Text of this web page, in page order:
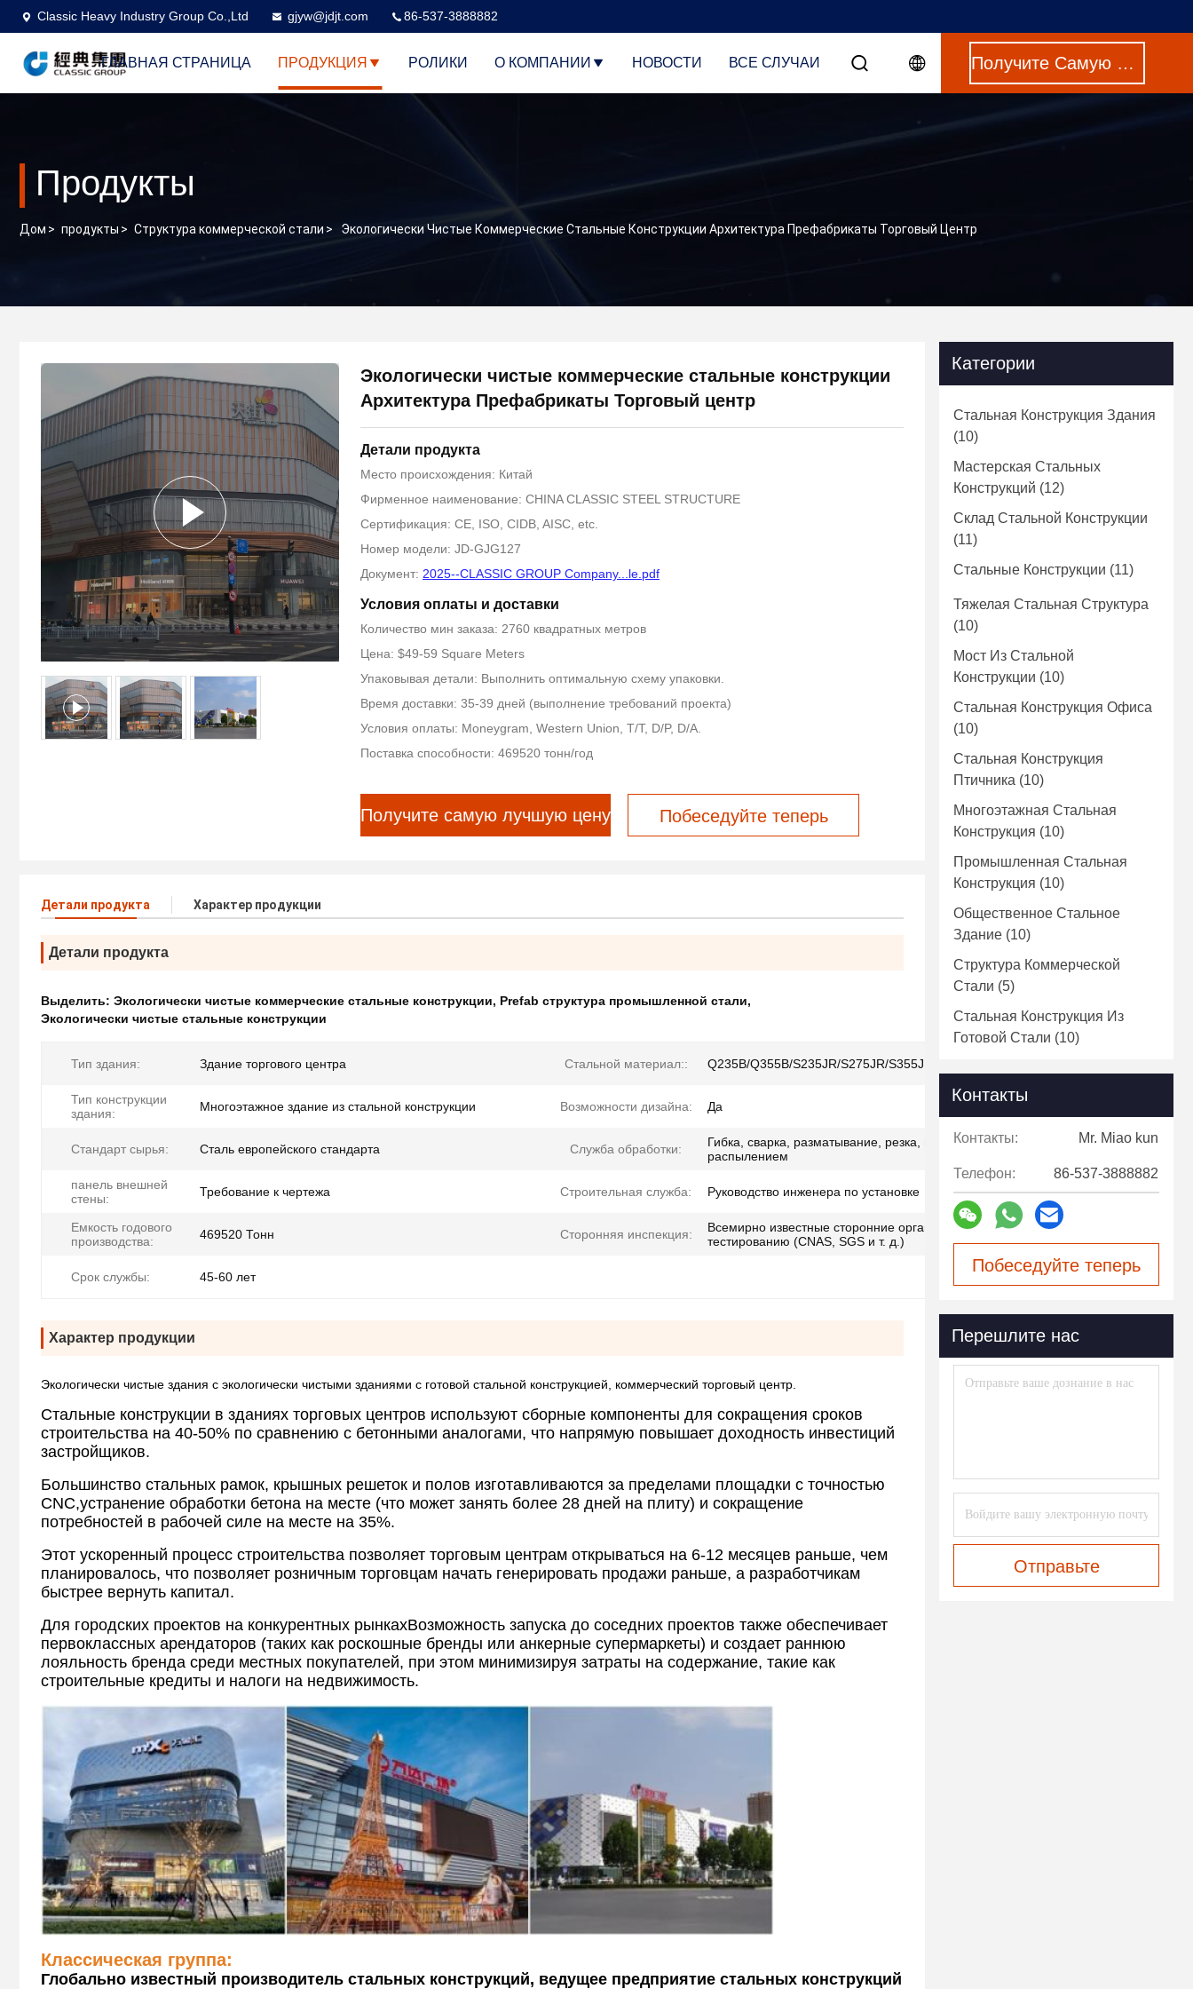
Classic Heavy Industry Group Co.,Ltd gjyw@jdjt.com 86-537-3888882
ГЛАВНАЯ СТРАНИЦА ПРОДУКЦИЯ РОЛИКИ О КОМПАНИИ НОВОСТИ ВСЕ СЛУЧАИ Получите Самую Лучшую Цену
Продукты
Дом > продукты > Структура коммерческой стали > Экологически Чистые Коммерческие Стальные Конструкции Архитектура Префабрикаты Торговый Центр
Экологически чистые коммерческие стальные конструкции
Архитектура Префабрикаты Торговый центр
Детали продукта
Место происхождения: Китай
Фирменное наименование: CHINA CLASSIC STEEL STRUCTURE
Сертификация: CE, ISO, CIDB, AISC, etc.
Номер модели: JD-GJG127
Документ: 2025--CLASSIC GROUP Company...le.pdf
Условия оплаты и доставки
Количество мин заказа: 2760 квадратных метров
Цена: $49-59 Square Meters
Упаковывая детали: Выполнить оптимальную схему упаковки.
Время доставки: 35-39 дней (выполнение требований проекта)
Условия оплаты: Moneygram, Western Union, T/T, D/P, D/A.
Поставка способности: 469520 тонн/год
Получите самую лучшую цену Побеседуйте теперь
Детали продукта Характер продукции
Детали продукта
Выделить: Экологически чистые коммерческие стальные конструкции, Prefab структура промышленной стали,
Экологически чистые стальные конструкции
Тип здания: Здание торгового центра Стальной материал:: Q235B/Q355B/S235JR/S275JR/S355JR
Тип конструкции
здания:
Многоэтажное здание из стальной конструкции Возможности дизайна: Да
Стандарт сырья: Сталь европейского стандарта Служба обработки:
Гибка, сварка, разматывание, резка, штамповка, окраска
распылением
панель внешней
стены:
Требование к чертежа Строительная служба: Руководство инженера по установке
Емкость годового
производства:
469520 Тонн Сторонняя инспекция:
Всемирно известные сторонние организации по
тестированию (CNAS, SGS и т. д.)
Срок службы: 45-60 лет
Характер продукции
Экологически чистые здания с экологически чистыми зданиями с готовой стальной конструкцией, коммерческий торговый центр.
Стальные конструкции в зданиях торговых центров используют сборные компоненты для сокращения сроков
строительства на 40-50% по сравнению с бетонными аналогами, что напрямую повышает доходность инвестиций
застройщиков.
Большинство стальных рамок, крышных решеток и полов изготавливаются за пределами площадки с точностью
CNC,устранение обработки бетона на месте (что может занять более 28 дней на плиту) и сокращение
потребностей в рабочей силе на месте на 35%.
Этот ускоренный процесс строительства позволяет торговым центрам открываться на 6-12 месяцев раньше, чем
планировалось, что позволяет розничным торговцам начать генерировать продажи раньше, а разработчикам
быстрее вернуть капитал.
Для городских проектов на конкурентных рынкахВозможность запуска до соседних проектов также обеспечивает
первоклассных арендаторов (таких как роскошные бренды или анкерные супермаркеты) и создает раннюю
лояльность бренда среди местных покупателей, при этом минимизируя затраты на содержание, такие как
строительные кредиты и налоги на недвижимость.
Классическая группа:
Глобально известный производитель стальных конструкций, ведущее предприятие стальных конструкций
Категории
Стальная Конструкция Здания
(10)
Мастерская Стальных
Конструкций (12)
Склад Стальной Конструкции
(11)
Стальные Конструкции (11)
Тяжелая Стальная Структура
(10)
Мост Из Стальной
Конструкции (10)
Стальная Конструкция Офиса
(10)
Стальная Конструкция
Птичника (10)
Многоэтажная Стальная
Конструкция (10)
Промышленная Стальная
Конструкция (10)
Общественное Стальное
Здание (10)
Структура Коммерческой
Стали (5)
Стальная Конструкция Из
Готовой Стали (10)
Контакты
Контакты: Mr. Miao kun
Телефон: 86-537-3888882
Побеседуйте теперь
Перешлите нас
Отправьте